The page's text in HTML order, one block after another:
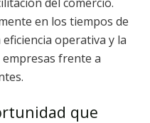
en los tiempos de
operativa y la
empresas frente a
que